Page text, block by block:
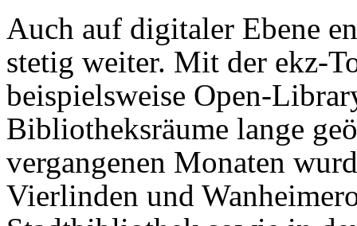
Auch auf digitaler Ebene
stetig weiter. Mit der ekz-
beispielsweise Open-
Bibliotheksräume lange
vergangenen Monaten
Vierlinden und